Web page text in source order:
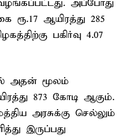
அப்போது
ரூ.17 ஆயிரத்து 285
பகிர்வு 4.07
அதன் மூலம்
873 கோடி ஆகும்.
அரசுக்கு செல்லும்
இருப்பது